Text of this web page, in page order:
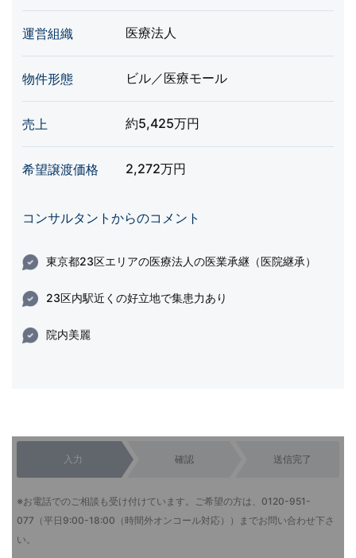
運営組織 医療法人
物件形態 ビル／医療モール
売上 約5,425万円
希望譲渡価格 2,272万円
コンサルタントからのコメント
東京都23区エリアの医療法人の医業承継（医院継承）
23区内駅近くの好立地で集患力あり
院内美麗
入力 確認 送信完了
※お電話でのご相談も受け付けています。ご希望の方は、 0120-951-
077 （平日9:00-18:00（時間外オンコール対応））までお問い合わせ下さ
い。